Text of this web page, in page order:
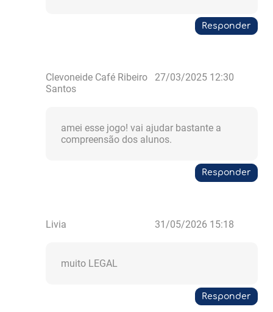
Responder
Clevoneide Café Ribeiro
Santos
27/03/2025 12:30
amei esse jogo! vai ajudar bastante a
compreensão dos alunos.
Responder
Livia 31/05/2026 15:18
muito LEGAL
Responder